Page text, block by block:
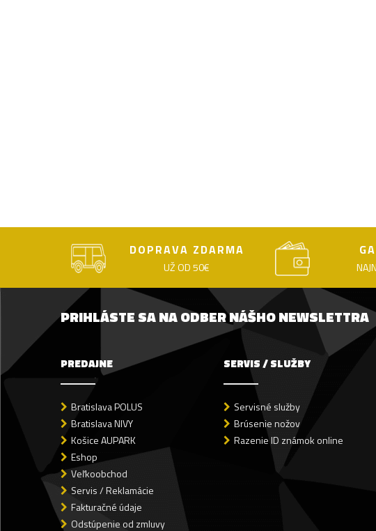
DOPRAVA ZDARMA
UŽ OD 50€
PRIHLÁSTE SA NA ODBER NÁŠHO NEWSLETTRA
PREDAJNE
Bratislava POLUS
Bratislava NIVY
Košice AUPARK
Eshop
Veľkoobchod
Servis / Reklamácie
Fakturačné údaje
Odstúpenie od zmluvy
SERVIS / SLUŽBY
Servisné služby
Brúsenie nožov
Razenie ID známok online